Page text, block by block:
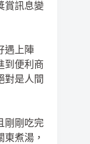
賞訊息變
遇上陣
到便利商
對是人間
剛剛吃完
煮湯，